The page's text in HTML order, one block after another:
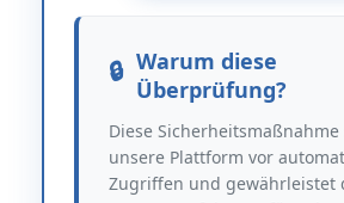
Warum diese
Überprüfung?
Diese
unsere Plattform vor
Zugriffen und gewährleistet